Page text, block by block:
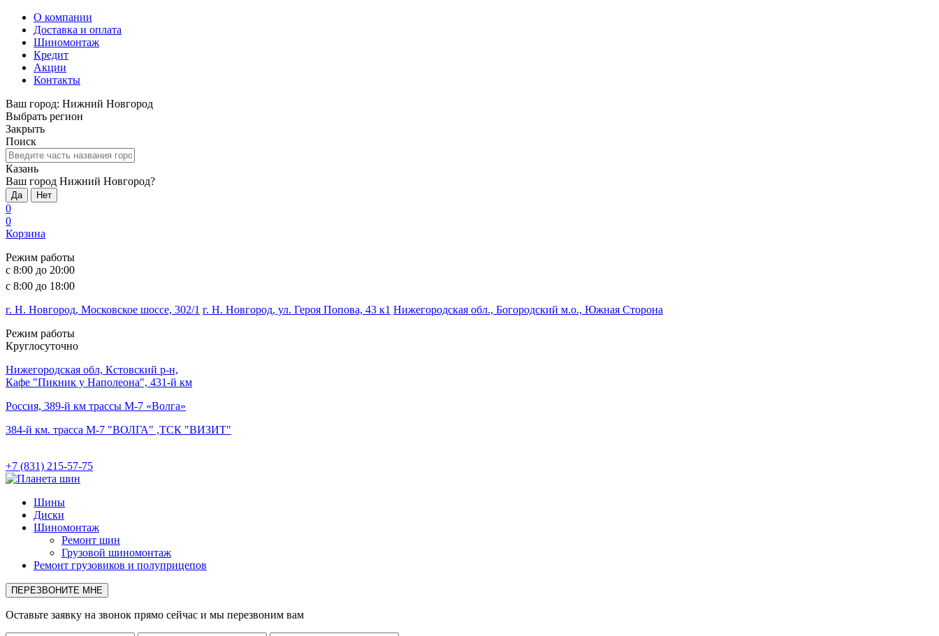
О компании
Доставка и оплата
Шиномонтаж
Кредит
Акции
Контакты
Ваш город: Нижний Новгород
Выбрать регион
Закрыть
Поиск
Казань
Ваш город Нижний Новгород?
Да Нет
0
0
Корзина
Режим работы
с 8:00 до 20:00
с 8:00 до 18:00
г. Н. Новгород, Московское шоссе, 302/1 г. Н. Новгород, ул. Героя Попова, 43 к1 Нижегородская обл., Богородский м.о., Южная Сторона
Режим работы
Круглосуточно
Нижегородская обл, Кстовский р-н,
Кафе "Пикник у Наполеона", 431-й км
Россия, 389-й км трассы М-7 «Волга»
384-й км. трасса М-7 "ВОЛГА" ,ТСК "ВИЗИТ"
+7 (831) 215-57-75
Шины
Диски
Шиномонтаж
Ремонт шин
Грузовой шиномонтаж
Ремонт грузовиков и полуприцепов
ПЕРЕЗВОНИТЕ МНЕ
Оставьте заявку на звонок прямо сейчас и мы перезвоним вам